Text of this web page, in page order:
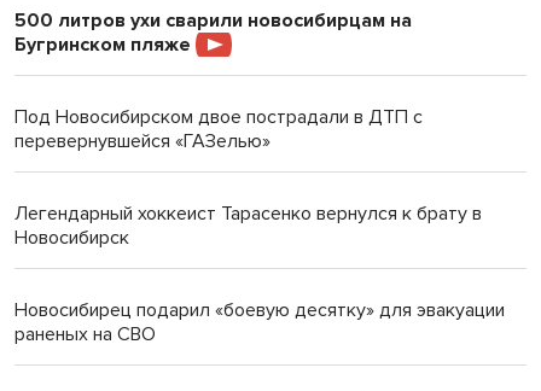
500 литров ухи сварили новосибирцам на
Бугринском пляже
Под Новосибирском двое пострадали в ДТП с
перевернувшейся «ГАЗелью»
Легендарный хоккеист Тарасенко вернулся к брату в
Новосибирск
Новосибирец подарил «боевую десятку» для эвакуации
раненых на СВО